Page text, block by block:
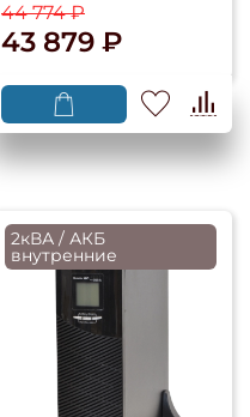
44 774 ₽
43 879 ₽
2кВА / АКБ
внутренние